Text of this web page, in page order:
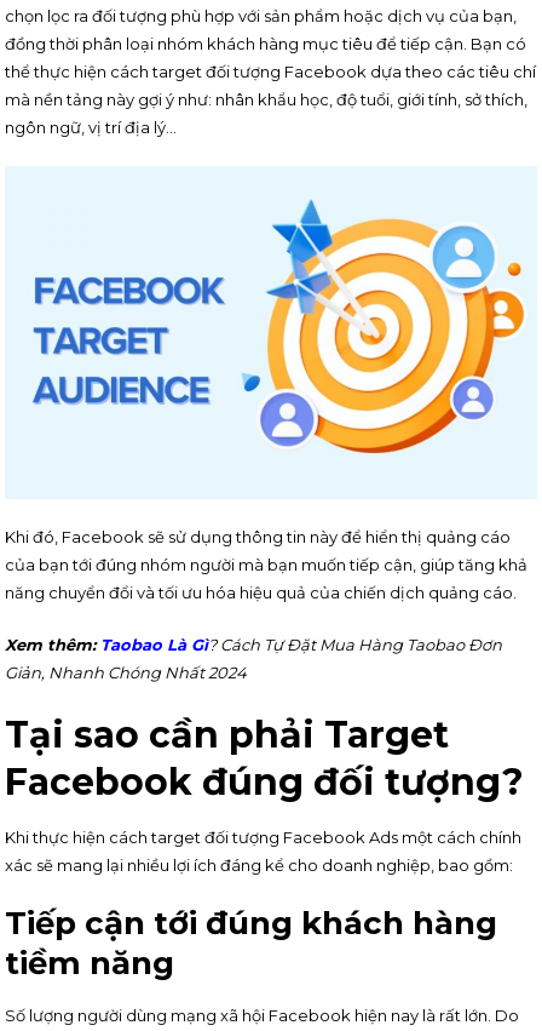
chọn lọc ra đối tượng phù hợp với sản phẩm hoặc dịch vụ của bạn,
đồng thời phân loại nhóm khách hàng mục tiêu để tiếp cận. Bạn có
thể thực hiện cách target đối tượng Facebook dựa theo các tiêu chí
mà nền tảng này gợi ý như: nhân khẩu học, độ tuổi, giới tính, sở thích,
ngôn ngữ, vị trí địa lý…
Khi đó, Facebook sẽ sử dụng thông tin này để hiển thị quảng cáo
của bạn tới đúng nhóm người mà bạn muốn tiếp cận, giúp tăng khả
năng chuyển đổi và tối ưu hóa hiệu quả của chiến dịch quảng cáo.
Xem thêm: Taobao Là Gì? Cách Tự Đặt Mua Hàng Taobao Đơn
Giản, Nhanh Chóng Nhất 2024
Tại sao cần phải Target
Facebook đúng đối tượng?
Khi thực hiện cách target đối tượng Facebook Ads một cách chính
xác sẽ mang lại nhiều lợi ích đáng kể cho doanh nghiệp, bao gồm:
Tiếp cận tới đúng khách hàng
tiềm năng
Số lượng người dùng mạng xã hội Facebook hiện nay là rất lớn. Do